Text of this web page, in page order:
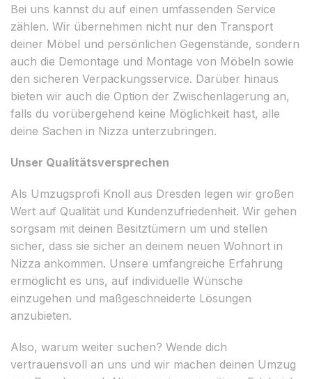
Bei uns kannst du auf einen umfassenden Service
zählen. Wir übernehmen nicht nur den Transport
deiner Möbel und persönlichen Gegenstände, sondern
auch die Demontage und Montage von Möbeln sowie
den sicheren Verpackungsservice. Darüber hinaus
bieten wir auch die Option der Zwischenlagerung an,
falls du vorübergehend keine Möglichkeit hast, alle
deine Sachen in Nizza unterzubringen.
Unser Qualitätsversprechen
Als Umzugsprofi Knoll aus Dresden legen wir großen
Wert auf Qualität und Kundenzufriedenheit. Wir gehen
sorgsam mit deinen Besitztümern um und stellen
sicher, dass sie sicher an deinem neuen Wohnort in
Nizza ankommen. Unsere umfangreiche Erfahrung
ermöglicht es uns, auf individuelle Wünsche
einzugehen und maßgeschneiderte Lösungen
anzubieten.
Also, warum weiter suchen? Wende dich
vertrauensvoll an uns und wir machen deinen Umzug